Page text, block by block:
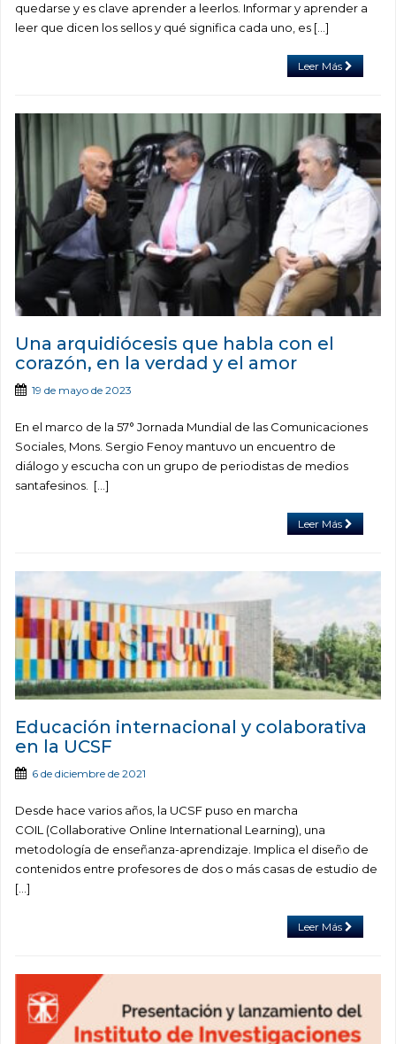
quedarse y es clave aprender a leerlos. Informar y aprender a
leer que dicen los sellos y qué significa cada uno, es […]
Leer Más
Una arquidiócesis que habla con el
corazón, en la verdad y el amor
19 de mayo de 2023
En el marco de la 57° Jornada Mundial de las Comunicaciones
Sociales, Mons. Sergio Fenoy mantuvo un encuentro de
diálogo y escucha con un grupo de periodistas de medios
santafesinos. […]
Leer Más
Educación internacional y colaborativa
en la UCSF
6 de diciembre de 2021
Desde hace varios años, la UCSF puso en marcha
COIL (Collaborative Online International Learning), una
metodología de enseñanza-aprendizaje. Implica el diseño de
contenidos entre profesores de dos o más casas de estudio de
[…]
Leer Más